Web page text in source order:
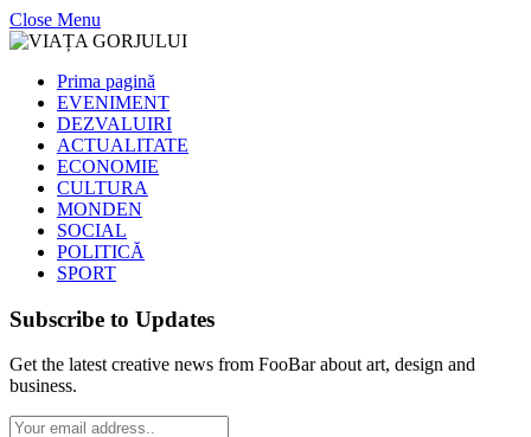
Close Menu
Prima pagină
EVENIMENT
DEZVALUIRI
ACTUALITATE
ECONOMIE
CULTURA
MONDEN
SOCIAL
POLITICĂ
SPORT
Subscribe to Updates
Get the latest creative news from FooBar about art, design and
business.